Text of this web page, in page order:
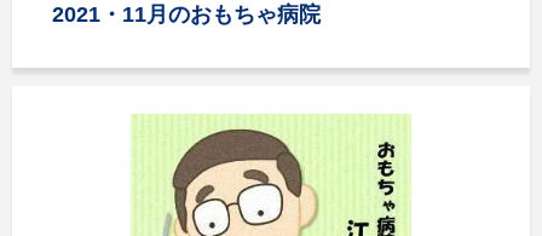
2021・11月のおもちゃ病院